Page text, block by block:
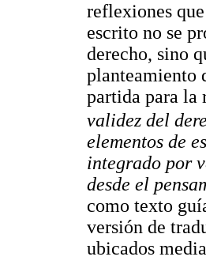
reflexiones
escrito no se
derecho, sino
planteamiento
partida para
validez del
elementos de
integrado por
desde el
como texto
versión de
ubicados